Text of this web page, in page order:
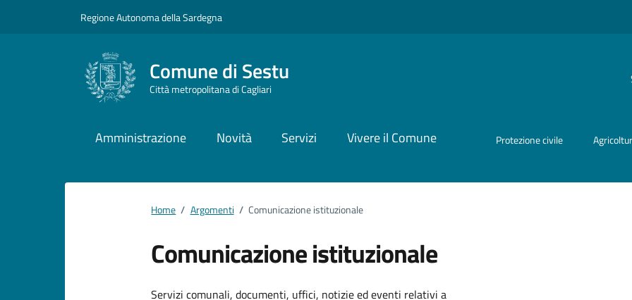
Regione Autonoma della Sardegna
Comune di Sestu
Città metropolitana di Cagliari
Amministrazione Novità Servizi Vivere il Comune Protezione civile
Home / Argomenti / Comunicazione istituzionale
Comunicazione istituzionale
Servizi comunali, documenti, uffici, notizie ed eventi relativi a